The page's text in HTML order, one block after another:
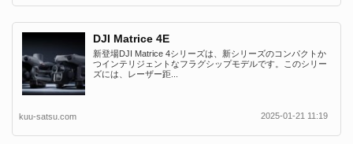
DJI Matrice 4E
新登場DJI Matrice 4シリーズは、新シリーズのコンパクトか
つインテリジェントなフラグシップモデルです。このシリー
ズには、レーザー距...
kuu-satsu.com 2025-01-21 11:19